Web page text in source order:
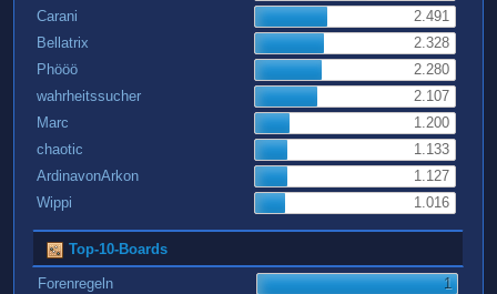
Carani
2.491
Bellatrix
2.328
Phööö
2.280
wahrheitssucher
2.107
Marc
1.200
chaotic
1.133
ArdinavonArkon
1.127
Wippi
1.016
Top-10-Boards
Forenregeln
1